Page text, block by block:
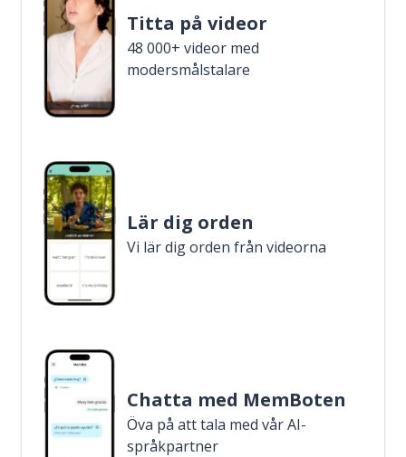
Titta på videor
48 000+ videor med
modersmålstalare
Lär dig orden
Vi lär dig orden från videorna
Chatta med MemBoten
Öva på att tala med vår AI-
språkpartner